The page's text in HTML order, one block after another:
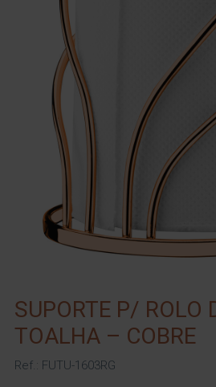
SUPORTE P/ ROLO
TOALHA – COBRE
Ref.: FUTU-1603RG